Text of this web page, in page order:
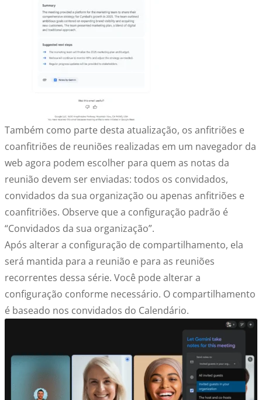
Também como parte desta atualização, os anfitriões e
coanfitriões de reuniões realizadas em um navegador da
web agora podem escolher para quem as notas da
reunião devem ser enviadas: todos os convidados,
convidados da sua organização ou apenas anfitriões e
coanfitriões. Observe que a configuração padrão é
“Convidados da sua organização”.
Após alterar a configuração de compartilhamento, ela
será mantida para a reunião e para as reuniões
recorrentes dessa série. Você pode alterar a
configuração conforme necessário. O compartilhamento
é baseado nos convidados do Calendário.